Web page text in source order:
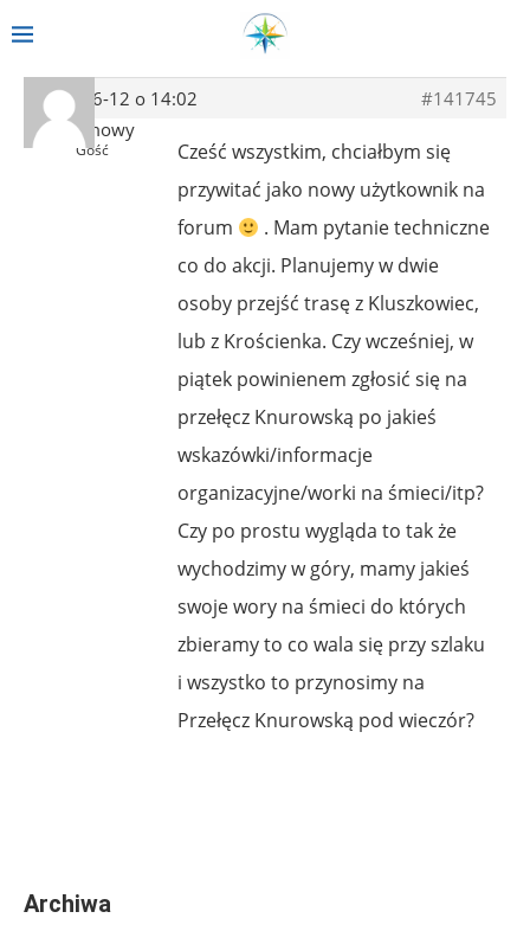
2014-06-12 o 14:02
#141745
Anonimowy
Gość
Cześć wszystkim, chciałbym się
przywitać jako nowy użytkownik na
forum
. Mam pytanie techniczne
co do akcji. Planujemy w dwie
osoby przejść trasę z Kluszkowiec,
lub z Krościenka. Czy wcześniej, w
piątek powinienem zgłosić się na
przełęcz Knurowską po jakieś
wskazówki/informacje
organizacyjne/worki na śmieci/itp?
Czy po prostu wygląda to tak że
wychodzimy w góry, mamy jakieś
swoje wory na śmieci do których
zbieramy to co wala się przy szlaku
i wszystko to przynosimy na
Przełęcz Knurowską pod wieczór?
Archiwa